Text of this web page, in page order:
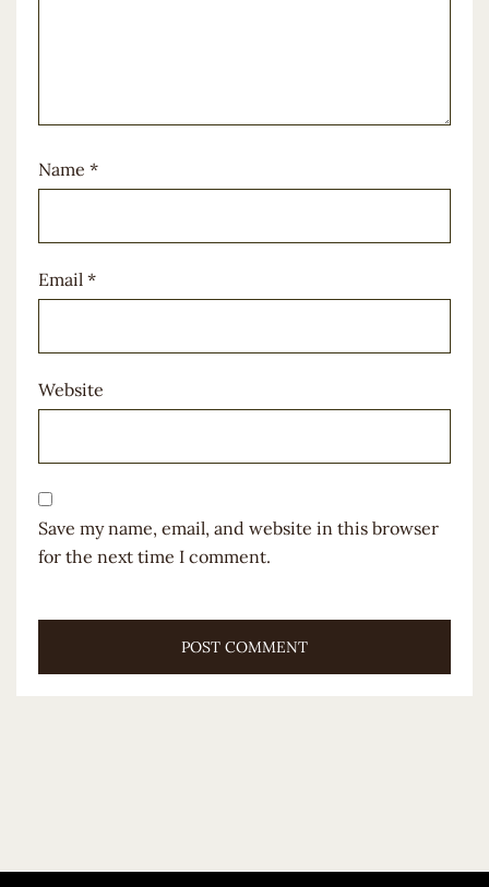
Name *
Email *
Website
Save my name, email, and website in this browser
for the next time I comment.